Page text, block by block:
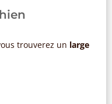
trouverez un large